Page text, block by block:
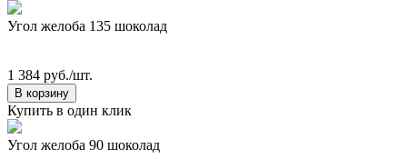
Угол желоба 135 шоколад
1 384 руб./шт.
В корзину
Купить в один клик
Угол желоба 90 шоколад